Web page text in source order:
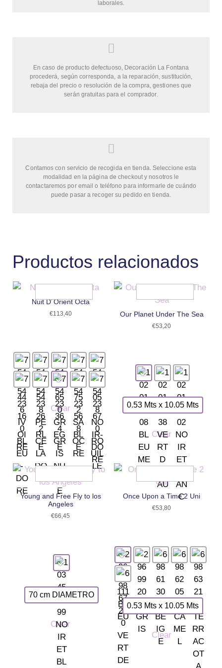
laborales.
En caso de producto defectuoso, Decoración La Fontana
procederá, según corresponda, a la reparación, sustitución,
rebaja del precio o resolución de la compra, gestiones que
serán gratuitas para el comprador.
Contamos con servicio de recogida en tienda. Seleccione esta
modalidad en la página de checkout y nosotros le
contactaremos por email o teléfono para informarle de cuándo
puede pasar a recoger su pedido en tienda.
Productos relacionados
Nuit D´Orient Octa
€113,40
Clear
Our Planet Under The Sea
€53,20
0.53 Mts x 10.05 Mts
Clear
Young and Free Fly to los
Angeles
€66,45
70 cm DIAMETRO
Clear
Once Upon a Time 2 Uni
€53,80
0.53 Mts x 10.05 Mts
Clear